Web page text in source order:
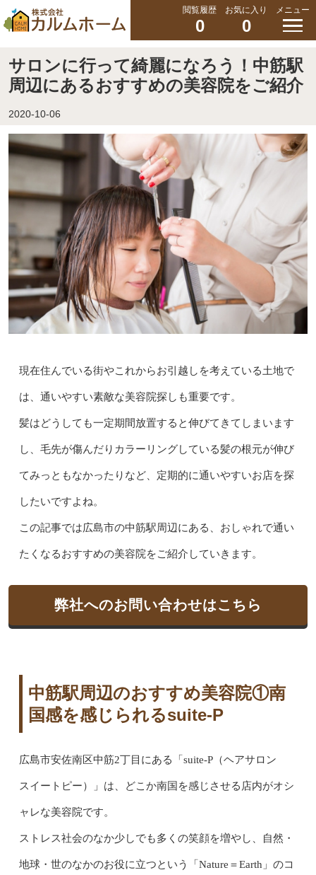
閲覧履歴
0
お気に入り
0
メニュー
サロンに行って綺麗になろう！中筋駅
周辺にあるおすすめの美容院をご紹介
2020-10-06
現在住んでいる街やこれからお引越しを考えている土地で
は、通いやすい素敵な美容院探しも重要です。
髪はどうしても一定期間放置すると伸びてきてしまいます
し、毛先が傷んだりカラーリングしている髪の根元が伸び
てみっともなかったりなど、定期的に通いやすいお店を探
したいですよね。
この記事では広島市の中筋駅周辺にある、おしゃれで通い
たくなるおすすめの美容院をご紹介していきます。
弊社へのお問い合わせはこちら
中筋駅周辺のおすすめ美容院①南
国感を感じられるsuite-P
広島市安佐南区中筋2丁目にある「suite-P（ヘアサロン
スイートピー）」は、どこか南国を感じさせる店内がオシ
ャレな美容院です。
ストレス社会のなか少しでも多くの笑顔を増やし、自然・
地球・世のなかのお役に立つという「Nature＝Earth」のコ